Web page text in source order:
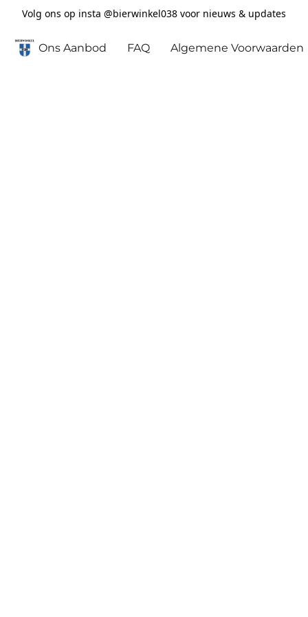
Volg ons op insta @bierwinkel038 voor nieuws & updates
Ons Aanbod FAQ Algemene Voorwaarden